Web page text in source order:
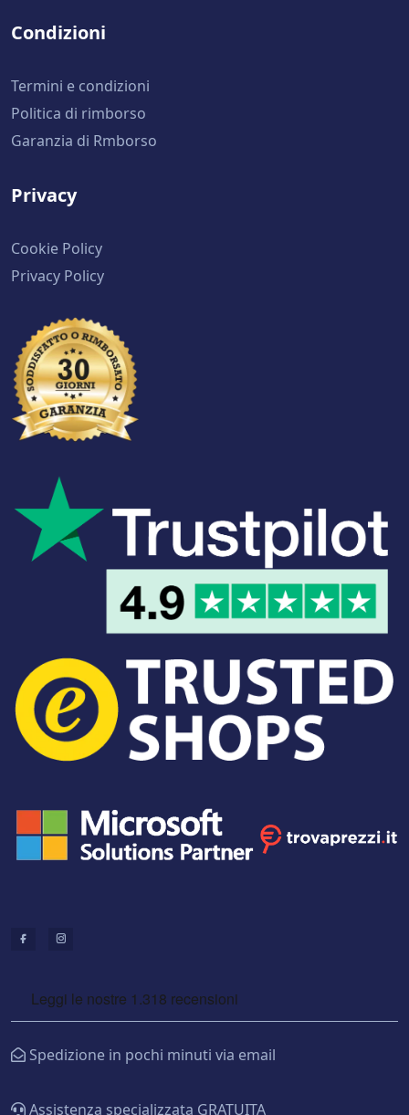
Condizioni
Termini e condizioni
Politica di rimborso
Garanzia di Rmborso
Privacy
Cookie Policy
Privacy Policy
Spedizione in pochi minuti via email
Assistenza specializzata GRATUITA